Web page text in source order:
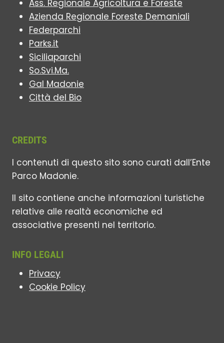
Ass. Regionale Agricoltura e Foreste
Azienda Regionale Foreste Demaniali
Federparchi
Parks.it
Siciliaparchi
So.Svi.Ma.
Gal Madonie
Città del Bio
CREDITS
I contenuti di questo sito sono curati dall’Ente
Parco Madonie.
Il sito contiene anche informazioni turistiche
relative alle realtà economiche ed
associative presenti nel territorio.
INFO LEGALI
Privacy
Cookie Policy